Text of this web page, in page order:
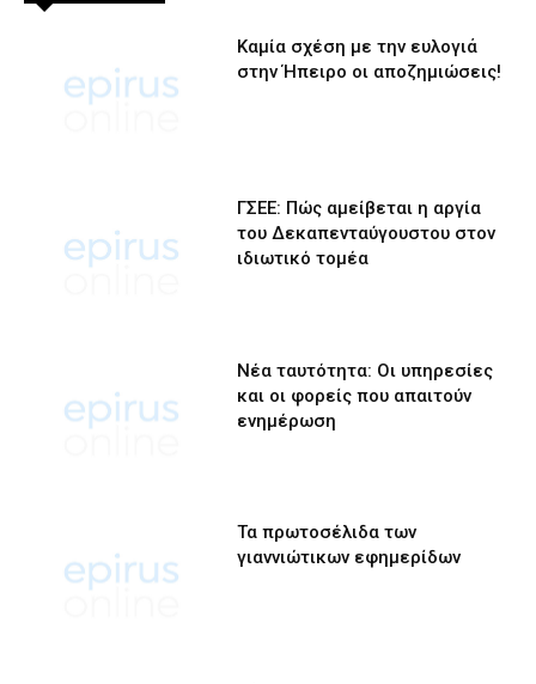
Καμία σχέση με την ευλογιά
στην Ήπειρο οι αποζημιώσεις!
ΓΣΕΕ: Πώς αμείβεται η αργία
του Δεκαπενταύγουστου στον
ιδιωτικό τομέα
Νέα ταυτότητα: Οι υπηρεσίες
και οι φορείς που απαιτούν
ενημέρωση
Τα πρωτοσέλιδα των
γιαννιώτικων εφημερίδων